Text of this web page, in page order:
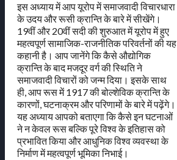
इस अध्याय में आप यूरोप में समाजवादी विचारधारा
के उदय और रूसी क्रान्ति के बारे में सीखेंगे।
19वीं और 20वीं सदी की शुरुआत में यूरोप में हुए
महत्वपूर्ण सामाजिक-राजनीतिक परिवर्तनों की यह
कहानी है। आप जानेंगे कि कैसे औद्योगिक
क्रान्ति के बाद मजदूर वर्ग की स्थिति ने
समाजवादी विचारों को जन्म दिया। इसके साथ
ही, आप रूस में 1917 की बोल्शेविक क्रान्ति के
कारणों, घटनाक्रम और परिणामों के बारे में पढ़ेंगे।
यह अध्याय आपको बताएगा कि कैसे इन घटनाओं
ने न केवल रूस बल्कि पूरे विश्व के इतिहास को
प्रभावित किया और आधुनिक विश्व व्यवस्था के
निर्माण में महत्वपूर्ण भूमिका निभाई।